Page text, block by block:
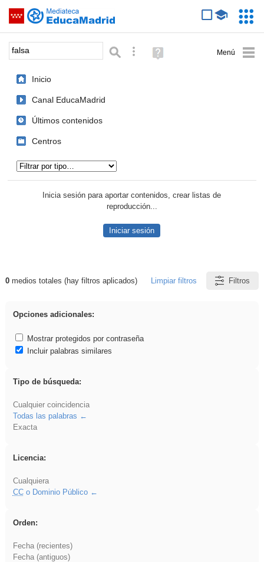
Saltar navegación
Palabra o frase: Búsqueda avanzada
Ayuda
(en
Inicio
Canal EducaMadrid
Últimos contenidos
Centros
Inicia sesión para aportar contenidos, crear listas de
reproducción...
Iniciar sesión
Resultados de: falsa
0medios totales (hay filtros aplicados) Limpiar filtros Filtros
Opciones adicionales:
Mostrar protegidos por contraseña
Incluir palabras similares
Tipo de búsqueda:
Cualquier coincidencia
Todas las palabras
Exacta
Licencia:
Cualquiera
CCo Dominio Público
Orden:
Fecha (recientes)
Fecha (antiguos)